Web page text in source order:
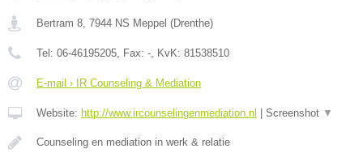
Bertram 8 7944 NS Meppel (Drenthe)
Tel: 06-46195205 , Fax: - , KvK: 81538510
E-mail › IR Counseling & Mediation
Website: http://www.ircounselingenmediation.nl Screenshot ▼
Counseling en mediation in werk & relatie